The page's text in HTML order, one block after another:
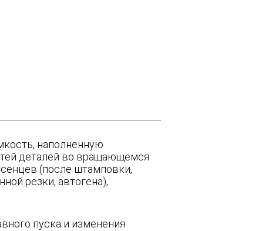
наполненную
деталей во вращающемся
(после штамповки,
резки, автогена),
пуска и изменения